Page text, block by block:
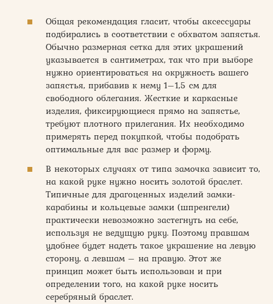
Общая рекомендация гласит, чтобы аксессуары
подбирались в соответствии с обхватом запястья.
Обычно размерная сетка для этих украшений
указывается в сантиметрах, так что при выборе
нужно ориентироваться на окружность вашего
запястья, прибавив к нему 1–1,5 см для
свободного облегания. Жесткие и каркасные
изделия, фиксирующиеся прямо на запястье,
требуют плотного прилегания. Их необходимо
примерять перед покупкой, чтобы подобрать
оптимальные для вас размер и форму.
В некоторых случаях от типа замочка зависит то,
на какой руке нужно носить золотой браслет.
Типичные для драгоценных изделий замки-
карабины и кольцевые замки (шпренгели)
практически невозможно застегнуть на себе,
используя не ведущую руку. Поэтому правшам
удобнее будет надеть такое украшение на левую
сторону, а левшам – на правую. Этот же
принцип может быть использован и при
определении того, на какой руке носить
серебряный браслет.